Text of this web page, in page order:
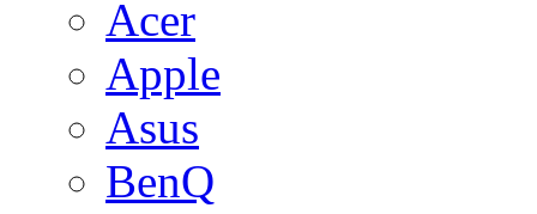
Acer
Apple
Asus
BenQ